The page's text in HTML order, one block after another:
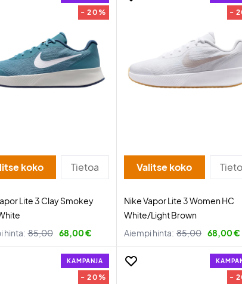
- 20%
koko Tietoa
Lite 3 Clay Smokey
hinta: 85,00 68,00 €
-
Valitse koko
Nike Vapor Lite 3 Women HC
White/Light Brown
Aiempi hinta: 85,00 68,00 €
KAMPANJA
- 20% -